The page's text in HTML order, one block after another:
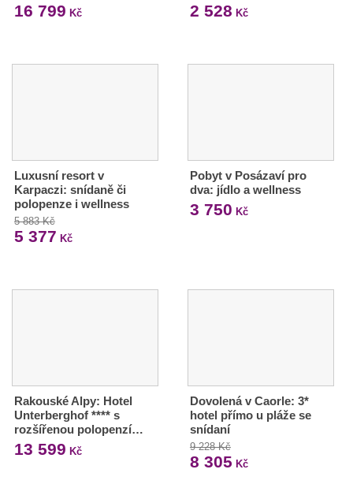
16 799 Kč 2 528 Kč
Luxusní resort v
Karpaczi: snídaně či
polopenze i wellness
5 883 Kč
5 377 Kč
Pobyt v Posázaví pro
dva: jídlo a wellness
3 750 Kč
Rakouské Alpy: Hotel
Unterberghof **** s
rozšířenou polopenzí…
13 599 Kč
Dovolená v Caorle: 3*
hotel přímo u pláže se
snídaní
9 228 Kč
8 305 Kč